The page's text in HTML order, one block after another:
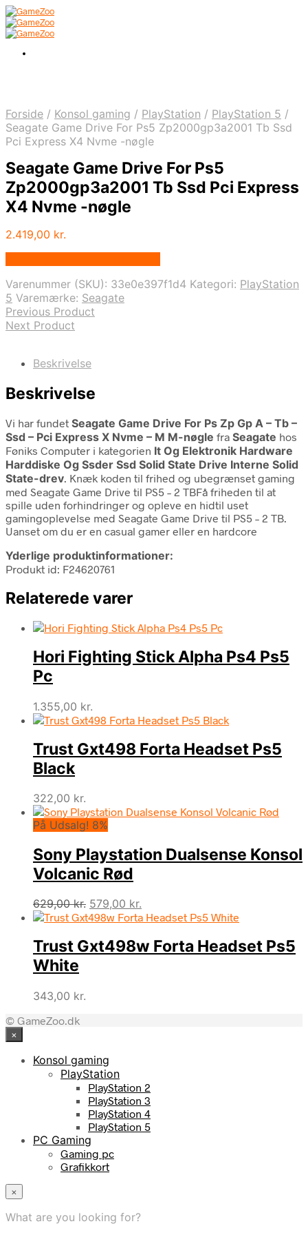
Forside / Konsol gaming / PlayStation / PlayStation 5 /
Seagate Game Drive For Ps5 Zp2000gp3a2001 Tb Ssd
Pci Express X4 Nvme -nøgle
Seagate Game Drive For Ps5
Zp2000gp3a2001 Tb Ssd Pci Express
X4 Nvme -nøgle
2.419,00 kr.
Varenummer (SKU): 33e0e397f1d4 Kategori: PlayStation
5 Varemærke: Seagate
Previous Product
Next Product
Beskrivelse
Beskrivelse
Vi har fundet Seagate Game Drive For Ps Zp Gp A – Tb –
Ssd – Pci Express X Nvme – M M-nøgle fra Seagate hos
Føniks Computer i kategorien It Og Elektronik Hardware
Harddiske Og Ssder Ssd Solid State Drive Interne Solid
State-drev. Knæk koden til frihed og ubegrænset gaming
med Seagate Game Drive til PS5 – 2 TBFå friheden til at
spille uden forhindringer og opleve en hidtil uset
gamingoplevelse med Seagate Game Drive til PS5 – 2 TB.
Uanset om du er en casual gamer eller en hardcore
Yderlige produktinformationer:
Produkt id: F24620761
Relaterede varer
Hori Fighting Stick Alpha Ps4 Ps5
Pc
1.355,00 kr.
Trust Gxt498 Forta Headset Ps5
Black
322,00 kr.
På Udsalg! 8%
Sony Playstation Dualsense Konsol
Volcanic Rød
629,00kr. Den
oprindelige
var:
629,00 kr..
579,00 kr.
aktuelle
er:
579,00 kr..
Trust Gxt498w Forta Headset Ps5
White
343,00 kr.
© GameZoo.dk
×
Konsol gaming
PlayStation
PlayStation 2
PlayStation 3
PlayStation 4
PlayStation 5
PC Gaming
Gaming pc
Grafikkort
×
What are you looking for?